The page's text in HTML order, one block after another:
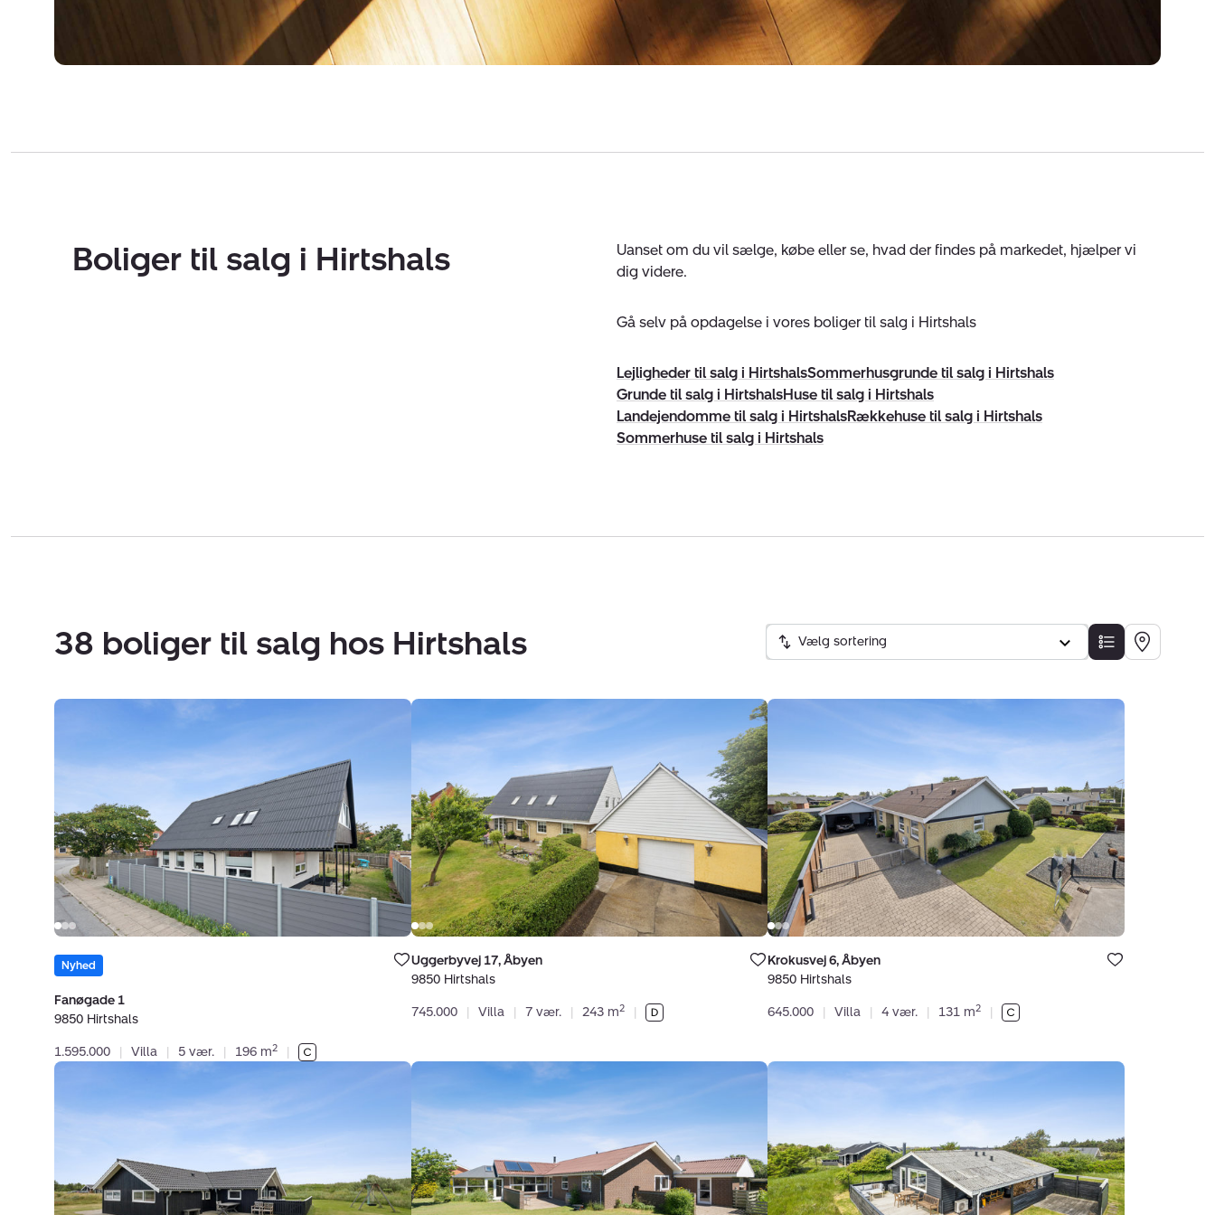
Boliger til salg i Hirtshals
Uanset om du vil sælge, købe eller se, hvad der findes på markedet, hjælper vi
dig videre.
Gå selv på opdagelse i vores boliger til salg i Hirtshals
Lejligheder til salg i HirtshalsSommerhusgrunde til salg i Hirtshals
Grunde til salg i HirtshalsHuse til salg i Hirtshals
Landejendomme til salg i HirtshalsRækkehuse til salg i Hirtshals
Sommerhuse til salg i Hirtshals
38 boliger til salg hos Hirtshals Vælg sortering LISTE KORT
Bolig er gemt
under dine
favoritter.
Nyhed
Fanøgade 1
9850 Hirtshals
1.595.000 | Villa | 5 vær. | 196 m2 |
Uggerbyvej
9850
Hirtshals
Bolig er gemt
under dine
favoritter.
Uggerbyvej 17, Åbyen
9850 Hirtshals
745.000 | Villa | 7 vær. | 243 m2 |
9850
Hirtshals
Bolig er gemt
under dine
Krokusvej 6, Åbyen
9850 Hirtshals
645.000 | Villa | 4 vær. | 131 m2 |
Hirtshals
9850
Hirtshals
Fritidshus:
Tornby,
9850
Hirtshals